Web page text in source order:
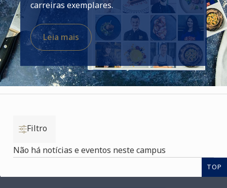
carreiras exemplares.
Leia mais
Filtro
Não há notícias e eventos neste campus
TOP